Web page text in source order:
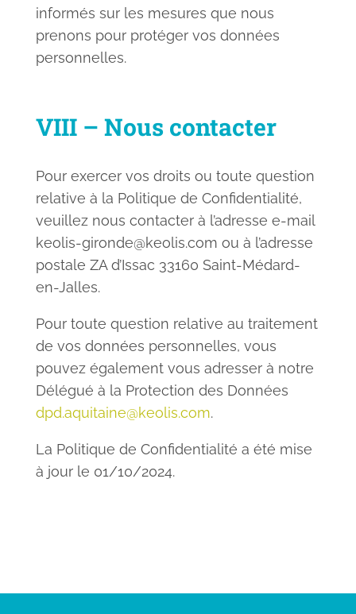
informés sur les mesures que nous
prenons pour protéger vos données
personnelles.
VIII – Nous contacter
Pour exercer vos droits ou toute question
relative à la Politique de Confidentialité,
veuillez nous contacter à l’adresse e-mail
keolis-gironde@keolis.com ou à l’adresse
postale ZA d’Issac 33160 Saint-Médard-
en-Jalles.
Pour toute question relative au traitement
de vos données personnelles, vous
pouvez également vous adresser à notre
Délégué à la Protection des Données
dpd.aquitaine@keolis.com.
La Politique de Confidentialité a été mise
à jour le 01/10/2024.